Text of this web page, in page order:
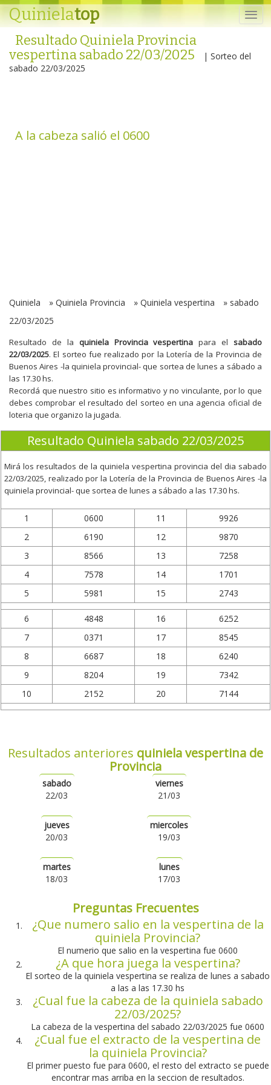
Quinielatop
Resultado Quiniela Provincia
vespertina sabado 22/03/2025
| Sorteo del
sabado 22/03/2025
A la cabeza salió el 0600
Quiniela » Quiniela Provincia » Quiniela vespertina » sabado
22/03/2025
Resultado de la quiniela Provincia vespertina para el sabado
22/03/2025. El sorteo fue realizado por la Lotería de la Provincia de
Buenos Aires -la quiniela provincial- que sortea de lunes a sábado a
las 17.30 hs.
Recordá que nuestro sitio es informativo y no vinculante, por lo que
debes comprobar el resultado del sorteo en una agencia oficial de
loteria que organizo la jugada.
Resultado Quiniela sabado 22/03/2025
Mirá los resultados de la quiniela vespertina provincia del dia sabado
22/03/2025, realizado por la Lotería de la Provincia de Buenos Aires -la
quiniela provincial- que sortea de lunes a sábado a las 17.30 hs.
1 0600 11
9926
2
6190 12
9870
3
8566 13
7258
4
7578 14
1701
5
5981 15 2743
6 4848 16
6252
7
0371 17
8545
8
6687 18
6240
9
8204 19
7342
10
2152 20 7144
Resultados anteriores quiniela vespertina de
Provincia
sabado
22/03
viernes
21/03
jueves
20/03
miercoles
19/03
martes
18/03
lunes
17/03
Preguntas Frecuentes
¿Que numero salio en la vespertina de la
quiniela Provincia?
El numerio que salio en la vespertina fue 0600
¿A que hora juega la vespertina?
El sorteo de la quiniela vespertina se realiza de lunes a sabado
a las a las 17.30 hs
¿Cual fue la cabeza de la quiniela sabado
22/03/2025?
La cabeza de la vespertina del sabado 22/03/2025 fue 0600
¿Cual fue el extracto de la vespertina de
la quiniela Provincia?
El primer puesto fue para 0600, el resto del extracto se puede
encontrar mas arriba en la seccion de resultados.